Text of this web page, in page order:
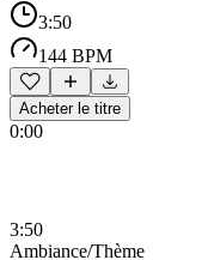
3:50
144 BPM
Acheter le titre
0:00
3:50
Ambiance/Thème